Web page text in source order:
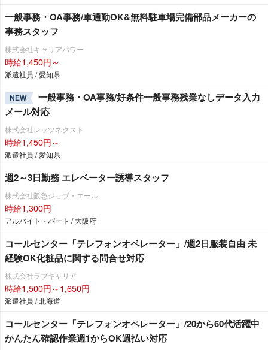
一般事務・OA事務/車通勤OK&無料駐車場完備部品メーカーの
事務スタッフ
株式会社キャリアパワー
時給1,450円～
派遣社員 / 愛知県
NEW
一般事務・OA事務/好条件一般事務残業なしデータ入力
メール対応
株式会社レッツネクスト
時給1,450円～
派遣社員 / 愛知県
週2～3日勤務 エレベーター誘導スタッフ
株式会社阪急ジョブ・エール
時給1,300円
アルバイト・パート / 大阪府
コールセンター「テレフォンオペレーター」/週2日服装自由 未
経験OK化粧品に関する問合せ対応
株式会社ラブキャリア
時給1,500円～1,650円
派遣社員 / 北海道
コールセンター「テレフォンオペレーター」/20から60代活躍中
かんたん確認作業週1からOK週払い対応